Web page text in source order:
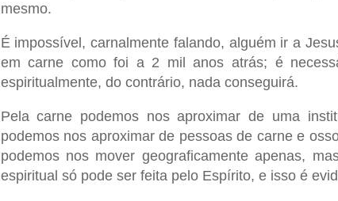
mesmo.
É impossível, carnalmente falando, alguém ir a
em carne como foi a 2 mil anos atrás; é
espiritualmente, do contrário, nada conseguirá.
Pela carne podemos nos aproximar de uma
podemos nos aproximar de pessoas de carne e
podemos nos mover geograficamente apenas,
espiritual só pode ser feita pelo Espírito, e isso é